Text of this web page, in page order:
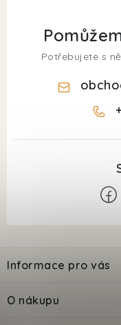
Potřebujete s
p
a
Informace pro vás
O nákupu